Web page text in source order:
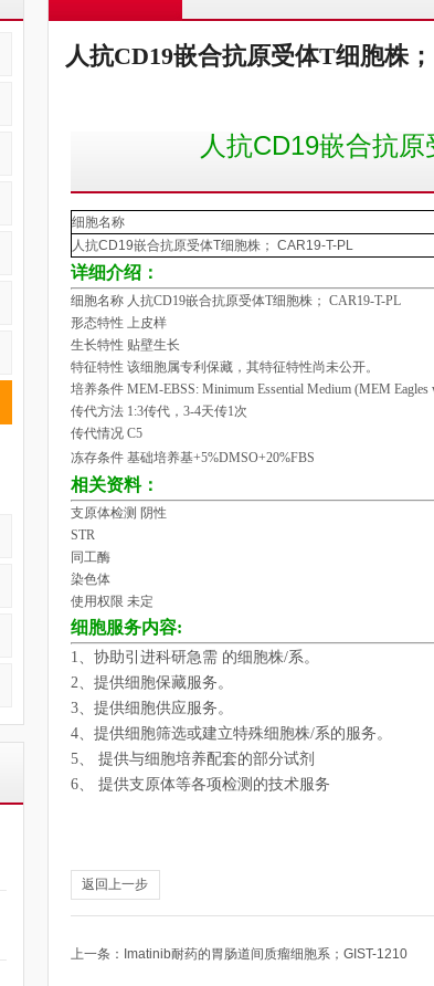
人抗CD19嵌合抗原受体T细胞株
人抗CD19嵌合抗
细胞名称
人抗CD19嵌合抗原受体T细胞株； CAR19-T-PL
详细介绍：
细胞名称 人抗CD19嵌合抗原受体T细胞株； CAR19-T-PL
形态特性 上皮样
生长特性 贴壁生长
特征特性 该细胞属专利保藏，其特征特性尚未公开。
培养条件MEM-EBSS: Minimum Essential Medium (MEM Eagles
传代方法1:3传代， 3-4天传1 次
传代情况C5
冻存条件 基础培养基+5%DMSO+20%FBS
相关资料：
支原体检测 阴性
STR
同工酶
染色体
使用权限 未定
细胞服务内容:
1 、协助引进科研急需 的细胞株/系。
2 、提供细胞保藏服务。
3、提供细胞供应服务。
4、提供细胞筛选或建立特殊细胞株/系的服务。
5、 提供与细胞培养配套的部分试剂
6、 提供支原体等各项检测的技术服务
返回上一步
上一条： Imatinib耐药的胃肠道间质瘤细胞系；GIST-1210